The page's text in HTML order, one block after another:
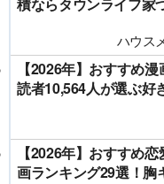
積ならタウンライフ家
ハウス
【2026年】おすすめ
読者10,564人が選ぶ好
【2026年】おすすめ
画ランキング29選！胸